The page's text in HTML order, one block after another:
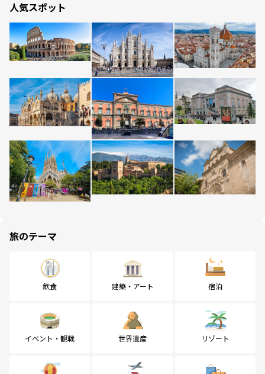
人気スポット
旅のテーマ
飲食 建築・アート 宿泊
イベント・観戦 世界遺産 リゾート